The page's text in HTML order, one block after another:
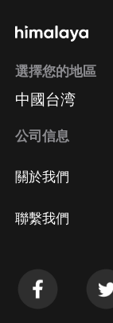
選擇您的地區
中國台湾
公司信息
關於我們
聯繫我們